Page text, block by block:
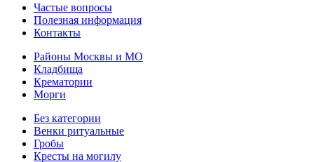
Частые вопросы
Полезная информация
Контакты
Районы Москвы и МО
Кладбища
Крематории
Морги
Без категории
Венки ритуальные
Гробы
Кресты на могилу